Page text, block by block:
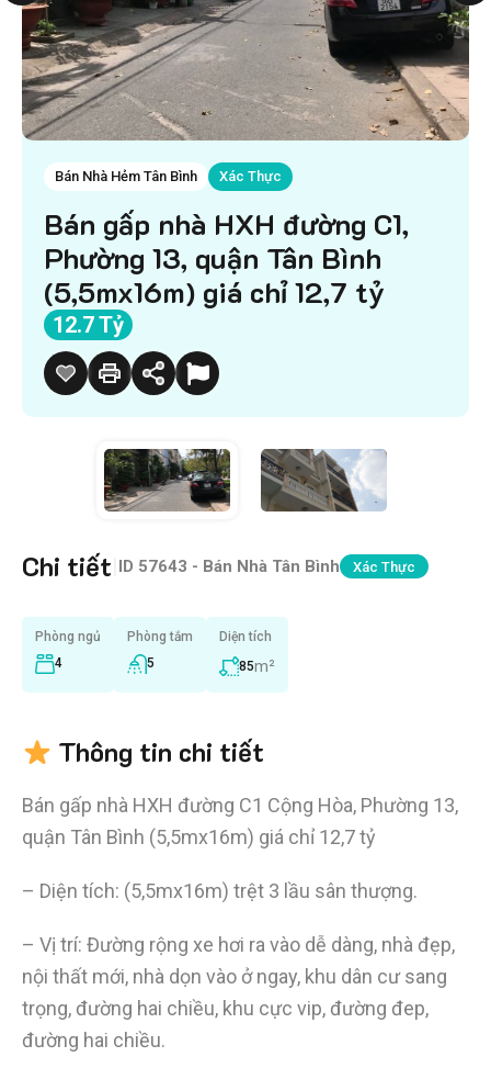
Bán Nhà Hẻm Tân Bình Xác Thực
Bán gấp nhà HXH đường C1,
Phường 13, quận Tân Bình
(5,5mx16m) giá chỉ 12,7 tỷ
12.7 Tỷ
Chi tiết ID 57643 - Bán Nhà Tân Bình Xác Thực
Phòng ngủ
4
Phòng tắm
5
Diện tích
85m²
Thông tin chi tiết
Bán gấp nhà HXH đường C1 Cộng Hòa, Phường 13,
quận Tân Bình (5,5mx16m) giá chỉ 12,7 tỷ
– Diện tích: (5,5mx16m) trệt 3 lầu sân thượng.
– Vị trí: Đường rộng xe hơi ra vào dễ dàng, nhà đẹp,
nội thất mới, nhà dọn vào ở ngay, khu dân cư sang
trọng, đường hai chiều, khu cực vip, đường đep,
đường hai chiều.